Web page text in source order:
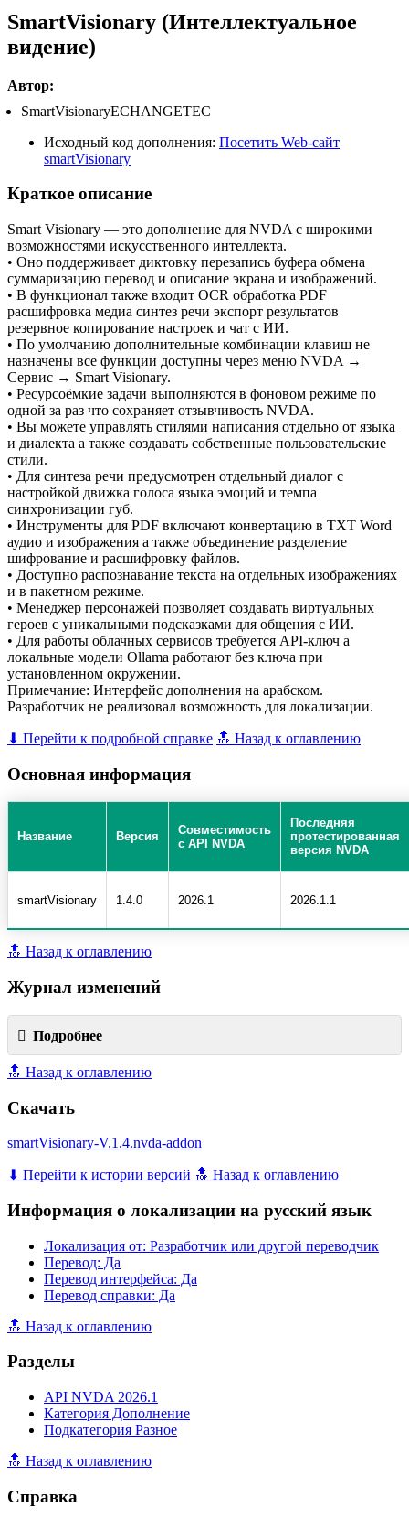
SmartVisionary (Интеллектуальное
видение)
Автор:
SmartVisionaryECHANGETEC
Исходный код дополнения: Посетить Web-сайт
smartVisionary
Краткое описание
Smart Visionary — это дополнение для NVDA с широкими
возможностями искусственного интеллекта.
• Оно поддерживает диктовку перезапись буфера обмена
суммаризацию перевод и описание экрана и изображений.
• В функционал также входит OCR обработка PDF
расшифровка медиа синтез речи экспорт результатов
резервное копирование настроек и чат с ИИ.
• По умолчанию дополнительные комбинации клавиш не
назначены все функции доступны через меню NVDA →
Сервис → Smart Visionary.
• Ресурсоёмкие задачи выполняются в фоновом режиме по
одной за раз что сохраняет отзывчивость NVDA.
• Вы можете управлять стилями написания отдельно от языка
и диалекта а также создавать собственные пользовательские
стили.
• Для синтеза речи предусмотрен отдельный диалог с
настройкой движка голоса языка эмоций и темпа
синхронизации губ.
• Инструменты для PDF включают конвертацию в TXT Word
аудио и изображения а также объединение разделение
шифрование и расшифровку файлов.
• Доступно распознавание текста на отдельных изображениях
и в пакетном режиме.
• Менеджер персонажей позволяет создавать виртуальных
героев с уникальными подсказками для общения с ИИ.
• Для работы облачных сервисов требуется API-ключ а
локальные модели Ollama работают без ключа при
установленном окружении.
Примечание: Интерфейс дополнения на арабском.
Разработчик не реализовал возможность для локализации.
⬇ Перейти к подробной справке 🔝 Назад к оглавлению
Основная информация
Название Версия
Совместимость
с API NVDA
Последняя
протестированная
версия NVDA
smartVisionary 1.4.0 2026.1 2026.1.1
🔝 Назад к оглавлению
Журнал изменений
Подробнее
🔝 Назад к оглавлению
Скачать
smartVisionary-V.1.4.nvda-addon
⬇ Перейти к истории версий 🔝 Назад к оглавлению
Информация о локализации на русский язык
Локализация от: Разработчик или другой переводчик
Перевод: Да
Перевод интерфейса: Да
Перевод справки: Да
🔝 Назад к оглавлению
Разделы
API NVDA 2026.1
Категория Дополнение
Подкатегория Разное
🔝 Назад к оглавлению
Справка